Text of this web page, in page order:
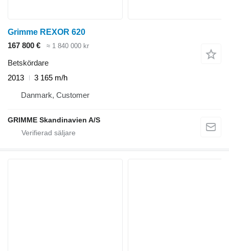
Grimme REXOR 620
167 800 €
≈ 1 840 000 kr
Betskördare
2013
3 165 m/h
Danmark, Customer
GRIMME Skandinavien A/S